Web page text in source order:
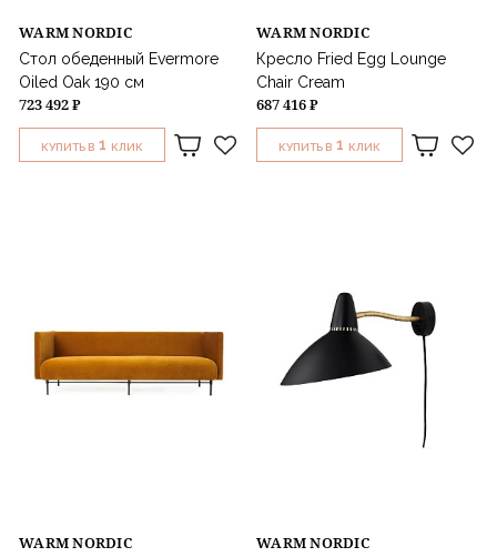
WARM NORDIC
Стол обеденный Evermore
Oiled Oak 190 см
723 492 ₽
КУПИТЬ В 1 КЛИК
WARM NORDIC
Кресло Fried Egg Lounge
Chair Cream
687 416 ₽
КУПИТЬ В 1 КЛИК
WARM NORDIC WARM NORDIC